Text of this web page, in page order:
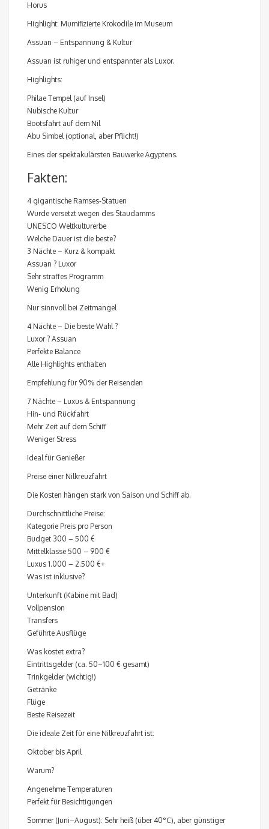
Horus
Highlight: Mumifizierte Krokodile im Museum
Assuan – Entspannung & Kultur
Assuan ist ruhiger und entspannter als Luxor.
Highlights:
Philae Tempel (auf Insel)
Nubische Kultur
Bootsfahrt auf dem Nil
Abu Simbel (optional, aber Pflicht!)
Eines der spektakulärsten Bauwerke Ägyptens.
Fakten:
4 gigantische Ramses-Statuen
Wurde versetzt wegen des Staudamms
UNESCO Weltkulturerbe
Welche Dauer ist die beste?
3 Nächte – Kurz & kompakt
Assuan ? Luxor
Sehr straffes Programm
Wenig Erholung
Nur sinnvoll bei Zeitmangel
4 Nächte – Die beste Wahl ?
Luxor ? Assuan
Perfekte Balance
Alle Highlights enthalten
Empfehlung für 90% der Reisenden
7 Nächte – Luxus & Entspannung
Hin- und Rückfahrt
Mehr Zeit auf dem Schiff
Weniger Stress
Ideal für Genießer
Preise einer Nilkreuzfahrt
Die Kosten hängen stark von Saison und Schiff ab.
Durchschnittliche Preise:
Kategorie Preis pro Person
Budget 300 – 500 €
Mittelklasse 500 – 900 €
Luxus 1.000 – 2.500 €+
Was ist inklusive?
Unterkunft (Kabine mit Bad)
Vollpension
Transfers
Geführte Ausflüge
Was kostet extra?
Eintrittsgelder (ca. 50–100 € gesamt)
Trinkgelder (wichtig!)
Getränke
Flüge
Beste Reisezeit
Die ideale Zeit für eine Nilkreuzfahrt ist:
Oktober bis April
Warum?
Angenehme Temperaturen
Perfekt für Besichtigungen
Sommer (Juni–August): Sehr heiß (über 40°C), aber günstiger